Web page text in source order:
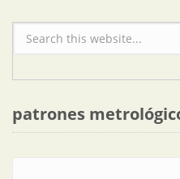
Formulario de búsqueda
patrones